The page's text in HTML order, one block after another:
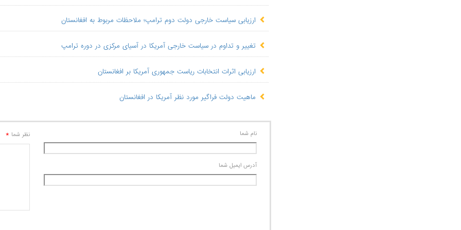
ارزیابی سیاست خارجی دولت دوم ترامپ؛ ملاحظات مربوط به افغانستان
تغییر و تداوم در سیاست خارجی آمریکا در آسیای مرکزی در دوره ترامپ
​ارزیابی اثرات انتخابات ریاست جمهوری آمریکا بر افغانستان
ماهیت دولت فراگیر مورد نظر آمریکا در افغانستان
نام شما
آدرس ايميل شما
نظر شما *